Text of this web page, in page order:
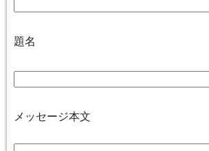
題名
メッセージ本文